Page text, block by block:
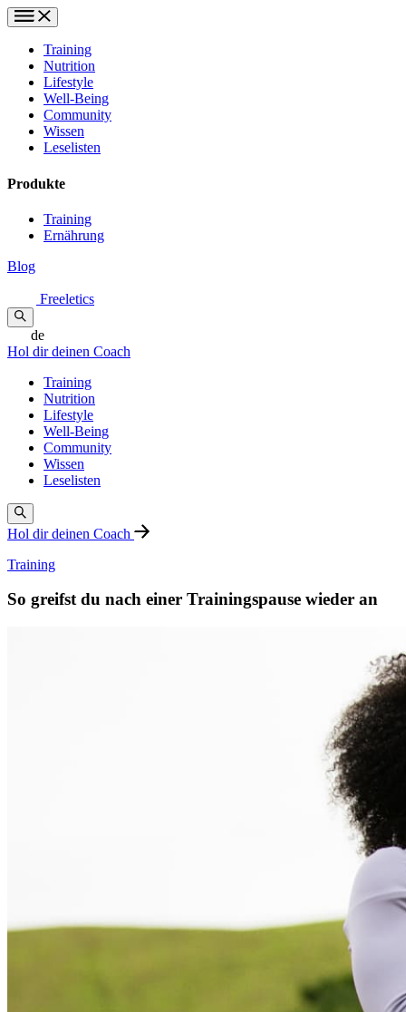
Training
Nutrition
Lifestyle
Well-Being
Community
Wissen
Leselisten
Produkte
Training
Ernährung
Blog
Freeletics
de
Hol dir deinen Coach
Training
Nutrition
Lifestyle
Well-Being
Community
Wissen
Leselisten
Hol dir deinen Coach
Training
So greifst du nach einer Trainingspause wieder an